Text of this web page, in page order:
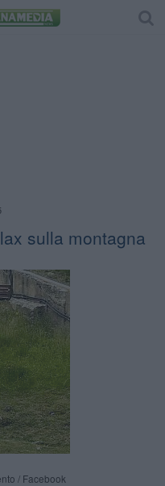
sulla montagna
/ Facebook